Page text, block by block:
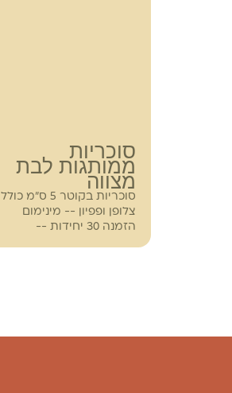
סוכריות
ממותגות לבת
מצווה
סוכריות בקוטר 5 ס"מ כולל
צלופן ופפיון -- מינימום
הזמנה 30 יחידות --